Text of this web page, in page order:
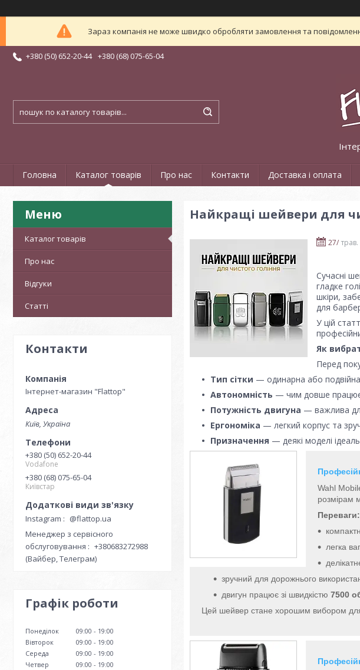
Зараз компанія не може швидко обробляти замовлення та
+380 (50) 652-20-44 +380 (68) 075-65-04
Головна Каталог товарів Про нас Контакти Доставка і оплата
Каталог товарів
Про нас
Відгуки
Статті
Контакти
Інтернет-магазин "Flattop"
Київ, Україна
+380 (50) 652-20-44
Vodafone
+380 (68) 075-65-04
Київстар
Instagram
@flattop.ua
Менеджер з сервісного
обслуговування
+380683272988
(Вайбер, Телеграм)
Графік роботи
Понеділок 09:00
19:00
Вівторок
09:00
19:00
Середа
09:00
19:00
Четвер
09:00
19:00
Найкращі шейвери для
27/
Сучасні
гладке
шкіри,
для
У цій
Як
Перед
Тип сітки — одинарна або
Автономність — чим довше працює
Потужність двигуна — важлива
Ергономіка — легкий корпус та
Призначення — деякі моделі
Wahl
розмірам
Переваги:
легка
зручний для дорожнього
двигун працює зі швидкістю 7500
Цей шейвер стане хорошим вибором для